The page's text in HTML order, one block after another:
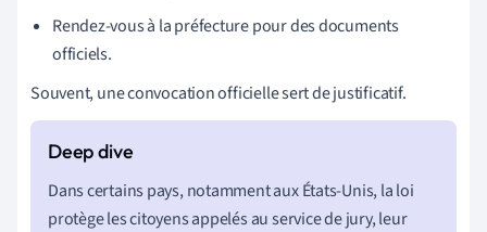
Rendez-vous à la préfecture pour des documents
officiels.
Souvent, une convocation officielle sert de justificatif.
Dans certains pays, notamment aux États-Unis, la loi
protège les citoyens appelés au service de jury, leur